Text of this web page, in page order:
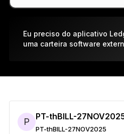
Ledger NanoGen5
Tão único quanto você
Eu preciso do aplicativo
uma carteira software
P PT-thBILL-
PT-thBILL-27NOV2025